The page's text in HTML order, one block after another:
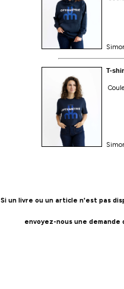
T-
Si un livre ou un article n'est pas
envoyez-nous une